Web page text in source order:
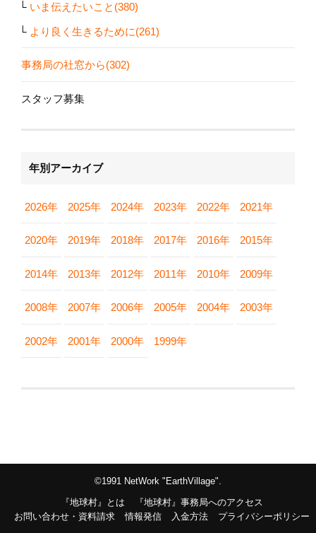
いま伝えたいこと(380)
より良く生きるために(261)
事務局の社窓から(302)
スタッフ募集
年別アーカイブ
2026年 2025年 2024年 2023年 2022年 2021年
2020年 2019年 2018年 2017年 2016年 2015年
2014年 2013年 2012年 2011年 2010年 2009年
2008年 2007年 2006年 2005年 2004年 2003年
2002年 2001年 2000年 1999年
©1991 NetWork "EarthVillage".
『地球村』とは
『地球村』事務局へのアクセス
お問い合わせ・資料請求
情報発信 入金方法 プライバシーポリシー